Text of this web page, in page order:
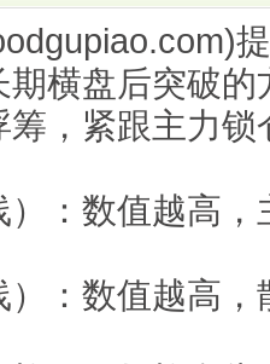
期横盘后突破
筹，紧跟主力锁
：数值越高
：数值越高